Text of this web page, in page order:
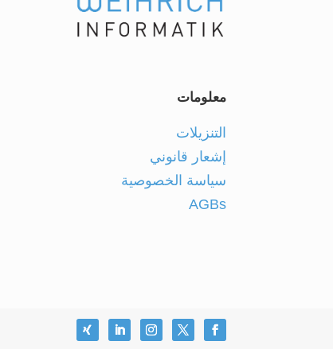
معلومات
التنزيلات
إشعار قانوني
سياسة الخصوصية
AGBs